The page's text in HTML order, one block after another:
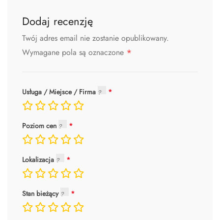
Dodaj recenzję
Twój adres email nie zostanie opublikowany.
Wymagane pola są oznaczone *
Usługa / Miejsce / Firma
Poziom cen
Lokalizacja
Stan bieżący